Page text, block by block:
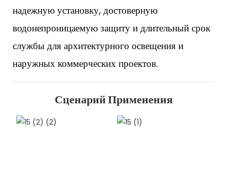
надежную установку, достоверную
водонепроницаемую защиту и длительный срок
службы для архитектурного освещения и
наружных коммерческих проектов.
Сценарий Применения